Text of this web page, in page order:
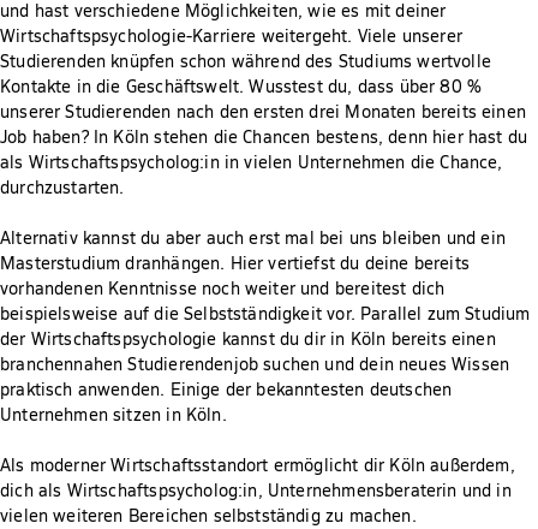
und hast verschiedene Möglichkeiten, wie es mit deiner
Wirtschaftspsychologie-Karriere weitergeht. Viele unserer
Studierenden knüpfen schon während des Studiums wertvolle
Kontakte in die Geschäftswelt. Wusstest du, dass über 80 %
unserer Studierenden nach den ersten drei Monaten bereits einen
Job haben? In Köln stehen die Chancen bestens, denn hier hast du
als Wirtschaftspsycholog:in in vielen Unternehmen die Chance,
durchzustarten.
Alternativ kannst du aber auch erst mal bei uns bleiben und ein
Masterstudium dranhängen. Hier vertiefst du deine bereits
vorhandenen Kenntnisse noch weiter und bereitest dich
beispielsweise auf die Selbstständigkeit vor. Parallel zum Studium
der Wirtschaftspsychologie kannst du dir in Köln bereits einen
branchennahen Studierendenjob suchen und dein neues Wissen
praktisch anwenden. Einige der bekanntesten deutschen
Unternehmen sitzen in Köln.
Als moderner Wirtschaftsstandort ermöglicht dir Köln außerdem,
dich als Wirtschaftspsycholog:in, Unternehmensberaterin und in
vielen weiteren Bereichen selbstständig zu machen.